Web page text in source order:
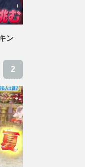
ン